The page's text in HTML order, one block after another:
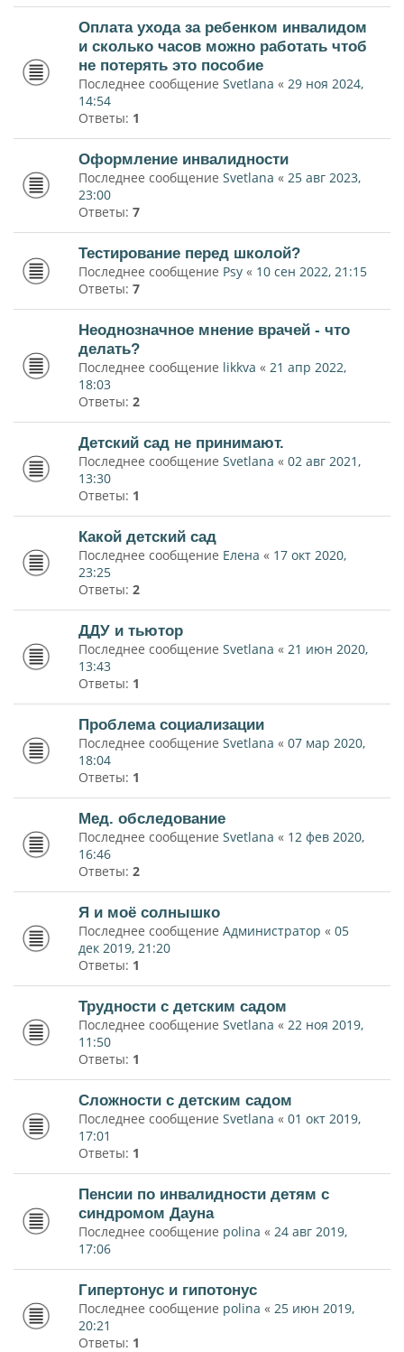
Оплата ухода за ребенком инвалидом
и сколько часов можно работать чтоб
не потерять это пособие
Последнее сообщение Svetlana « 29 ноя 2024,
14:54
Ответы: 1
Оформление инвалидности
Последнее сообщение Svetlana « 25 авг 2023,
23:00
Ответы: 7
Тестирование перед школой?
Последнее сообщение Psy « 10 сен 2022, 21:15
Ответы: 7
Неоднозначное мнение врачей - что
делать?
Последнее сообщение likkva « 21 апр 2022,
18:03
Ответы: 2
Детский сад не принимают.
Последнее сообщение Svetlana « 02 авг 2021,
13:30
Ответы: 1
Какой детский сад
Последнее сообщение Елена « 17 окт 2020,
23:25
Ответы: 2
ДДУ и тьютор
Последнее сообщение Svetlana « 21 июн 2020,
13:43
Ответы: 1
Проблема социализации
Последнее сообщение Svetlana « 07 мар 2020,
18:04
Ответы: 1
Мед. обследование
Последнее сообщение Svetlana « 12 фев 2020,
16:46
Ответы: 2
Я и моё солнышко
Последнее сообщение Администратор « 05
дек 2019, 21:20
Ответы: 1
Трудности с детским садом
Последнее сообщение Svetlana « 22 ноя 2019,
11:50
Ответы: 1
Сложности с детским садом
Последнее сообщение Svetlana « 01 окт 2019,
17:01
Ответы: 1
Пенсии по инвалидности детям с
синдромом Дауна
Последнее сообщение polina « 24 авг 2019,
17:06
Гипертонус и гипотонус
Последнее сообщение polina « 25 июн 2019,
20:21
Ответы: 1